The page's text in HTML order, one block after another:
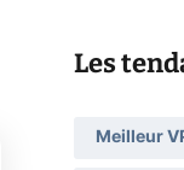
Les
Meilleur